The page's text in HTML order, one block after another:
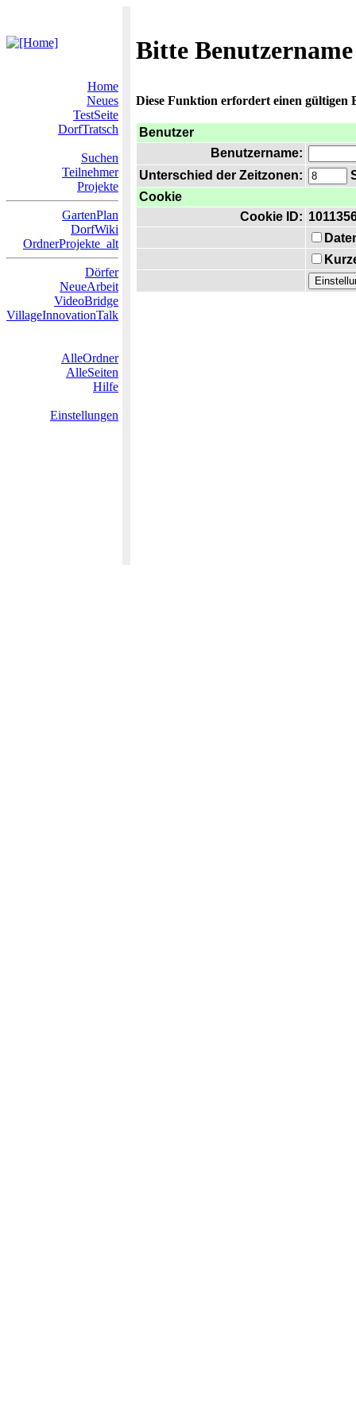
Bitte
Home
Neues
TestSeite
DorfTratsch
Suchen
Teilnehmer
Projekte
GartenPlan
DorfWiki
OrdnerProjekte_alt
Dörfer
NeueArbeit
VideoBridge
VillageInnovationTalk
AlleOrdner
AlleSeiten
Hilfe
Einstellungen
Diese Funktion erfordert einen gültigen
Benutzer
Benutzername:
Unterschied der Zeitzonen:
Cookie
Cookie ID: